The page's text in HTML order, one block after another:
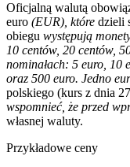
Oficjalną walutą
euro (EUR), które dzieli
obiegu występują
10 centów, 20 centów,
nominałach: 5 euro, 10
oraz 500 euro. Jedno
polskiego (kurs z dnia
wspomnieć, że przed
własnej waluty.
Przykładowe ceny